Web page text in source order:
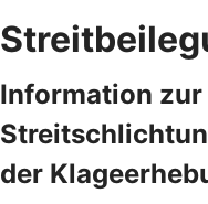
Information
der